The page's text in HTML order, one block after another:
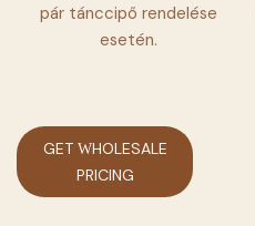
pár tánccipő rendelése
esetén.
GET WHOLESALE
PRICING